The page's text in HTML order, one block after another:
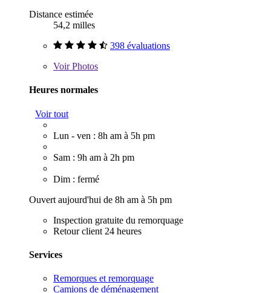
Distance estimée
54,2 milles
398 évaluations
VoirPhotos
Heures normales
Voir tout
Lun - ven : 8h am à 5h pm
Sam : 9h am à 2h pm
Dim : fermé
Ouvert aujourd'hui de 8h am à 5h pm
Inspection gratuite du remorquage
Retour client 24 heures
Services
Remorques et remorquage
Camions de déménagement